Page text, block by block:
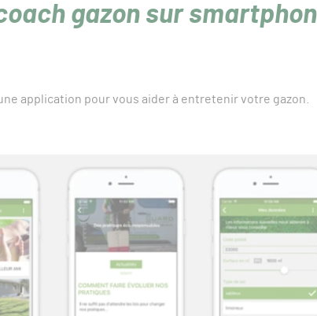
gazon sur
application pour vous aider à entretenir votre gazon.